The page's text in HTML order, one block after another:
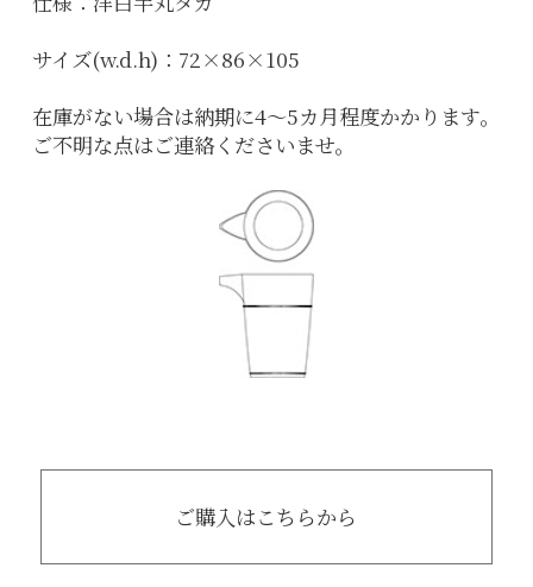
サイズ(w.d.h)：72×86×105
在庫がない場合は納期に4〜5カ月程度かかります。
ご不明な点はご連絡くださいませ。
ご購入はこちらから